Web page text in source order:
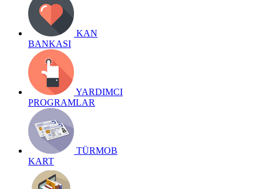
KAN
BANKASI
YARDIMCI
PROGRAMLAR
TÜRMOB
KART